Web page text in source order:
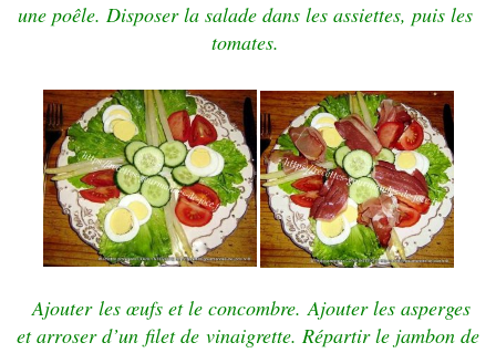
une poêle. Disposer la salade dans les assiettes, puis les
tomates.
Ajouter les œufs et le concombre.Ajouter les asperges
et arroser d’un filet de vinaigrette. Répartirle jambon de